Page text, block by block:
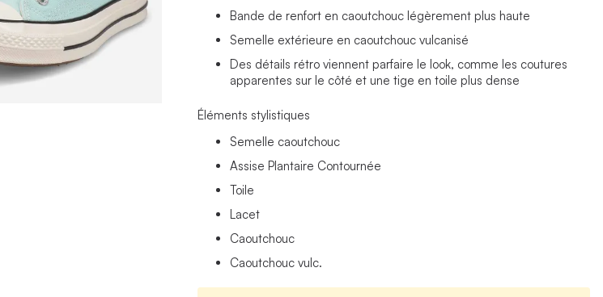
Bande de renfort en caoutchouc légèrement plus haute
Semelle extérieure en caoutchouc vulcanisé
Des détails rétro viennent parfaire le look, comme les coutures
apparentes sur le côté et une tige en toile plus dense
Éléments stylistiques
Semelle caoutchouc
Assise Plantaire Contournée
Toile
Lacet
Caoutchouc
Caoutchouc vulc.